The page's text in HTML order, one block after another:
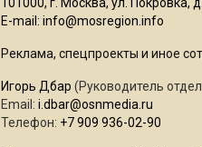
E-mail: info@mosregion.info
Реклама, спецпроекты и иное
Игорь Дбар (Руководитель
Email: i.dbar@osnmedia.ru
Телефон: +7 909 936-02-90